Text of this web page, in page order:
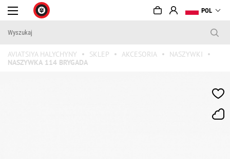
POL
AVIATSIYA HALYCHYNY SKLEP AKCESORIA
NASZYWKI
NASZYWKА 114 BRYGADA